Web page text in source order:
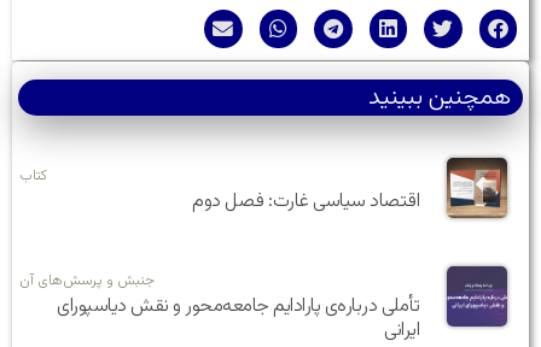
همچنین ببینید
کتاب
اقتصاد سیاسی غارت: فصل دوم
جنبش و پرسش‌های آن
تأملی درباره‌ی پارادایم جامعه‌محور و نقش دیاسپورای
ایرانی